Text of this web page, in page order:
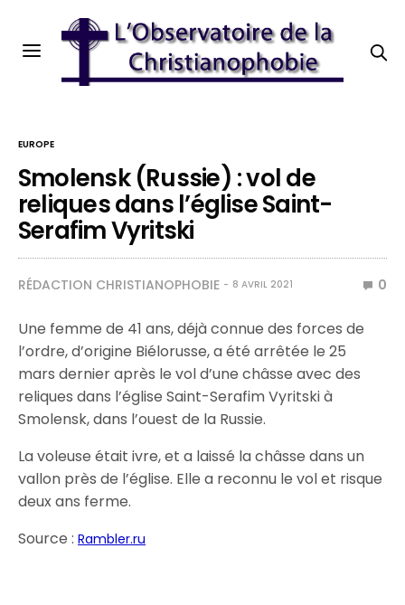
EUROPE
Smolensk (Russie) : vol de
reliques dans l’église Saint-
Serafim Vyritski
RÉDACTION CHRISTIANOPHOBIE 8 AVRIL 2021 0
Une femme de 41 ans, déjà connue des forces de
l’ordre, d’origine Biélorusse, a été arrêtée le 25
mars dernier après le vol d’une châsse avec des
reliques dans l’église Saint-Serafim Vyritski à
Smolensk, dans l’ouest de la Russie.
La voleuse était ivre, et a laissé la châsse dans un
vallon près de l’église. Elle a reconnu le vol et risque
deux ans ferme.
Source :Rambler.ru